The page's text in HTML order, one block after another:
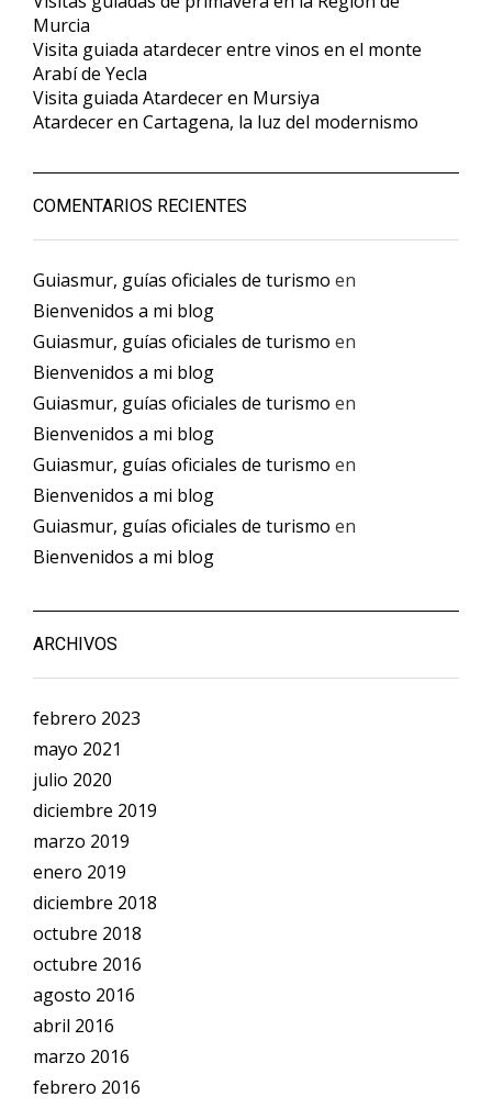
Murcia
Visita guiada atardecer entre vinos en el monte
Arabí de Yecla
Visita guiada Atardecer en Mursiya
Atardecer en Cartagena, la luz del modernismo
COMENTARIOS RECIENTES
Guiasmur, guías oficiales de turismo en
Bienvenidos a mi blog
Guiasmur, guías oficiales de turismo en
Bienvenidos a mi blog
Guiasmur, guías oficiales de turismo en
Bienvenidos a mi blog
Guiasmur, guías oficiales de turismo en
Bienvenidos a mi blog
Guiasmur, guías oficiales de turismo en
Bienvenidos a mi blog
ARCHIVOS
febrero 2023
mayo 2021
julio 2020
diciembre 2019
marzo 2019
enero 2019
diciembre 2018
octubre 2018
octubre 2016
agosto 2016
abril 2016
marzo 2016
febrero 2016